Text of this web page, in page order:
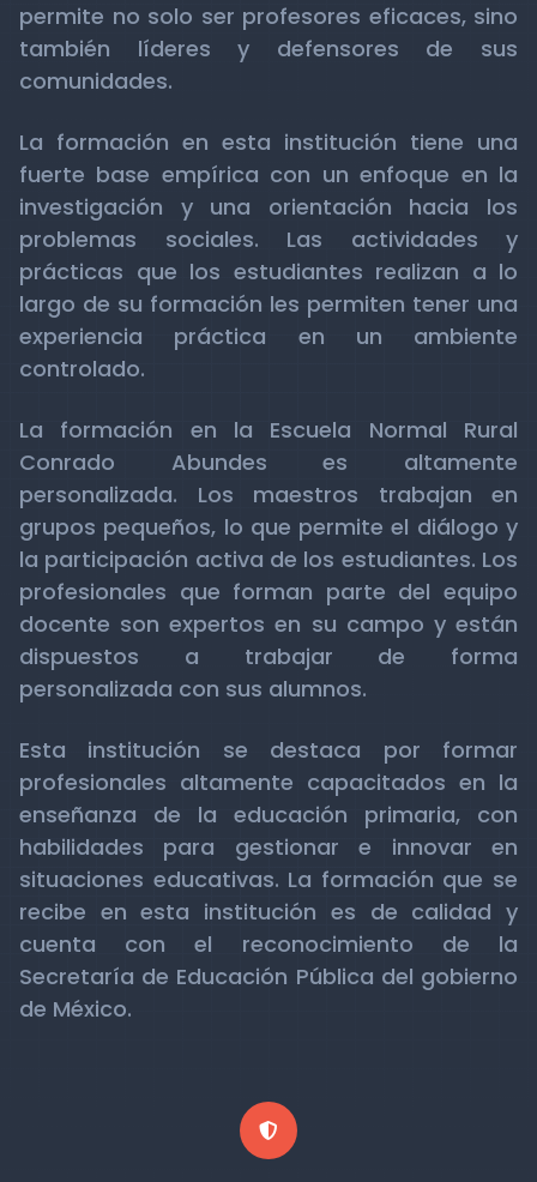
permite no solo ser profesores eficaces, sino
también líderes y defensores de sus
comunidades.
La formación en esta institución tiene una
fuerte base empírica con un enfoque en la
investigación y una orientación hacia los
problemas sociales. Las actividades y
prácticas que los estudiantes realizan a lo
largo de su formación les permiten tener una
experiencia práctica en un ambiente
controlado.
La formación en la Escuela Normal Rural
Conrado Abundes es altamente
personalizada. Los maestros trabajan en
grupos pequeños, lo que permite el diálogo y
la participación activa de los estudiantes. Los
profesionales que forman parte del equipo
docente son expertos en su campo y están
dispuestos a trabajar de forma
personalizada con sus alumnos.
Esta institución se destaca por formar
profesionales altamente capacitados en la
enseñanza de la educación primaria, con
habilidades para gestionar e innovar en
situaciones educativas. La formación que se
recibe en esta institución es de calidad y
cuenta con el reconocimiento de la
Secretaría de Educación Pública del gobierno
de México.